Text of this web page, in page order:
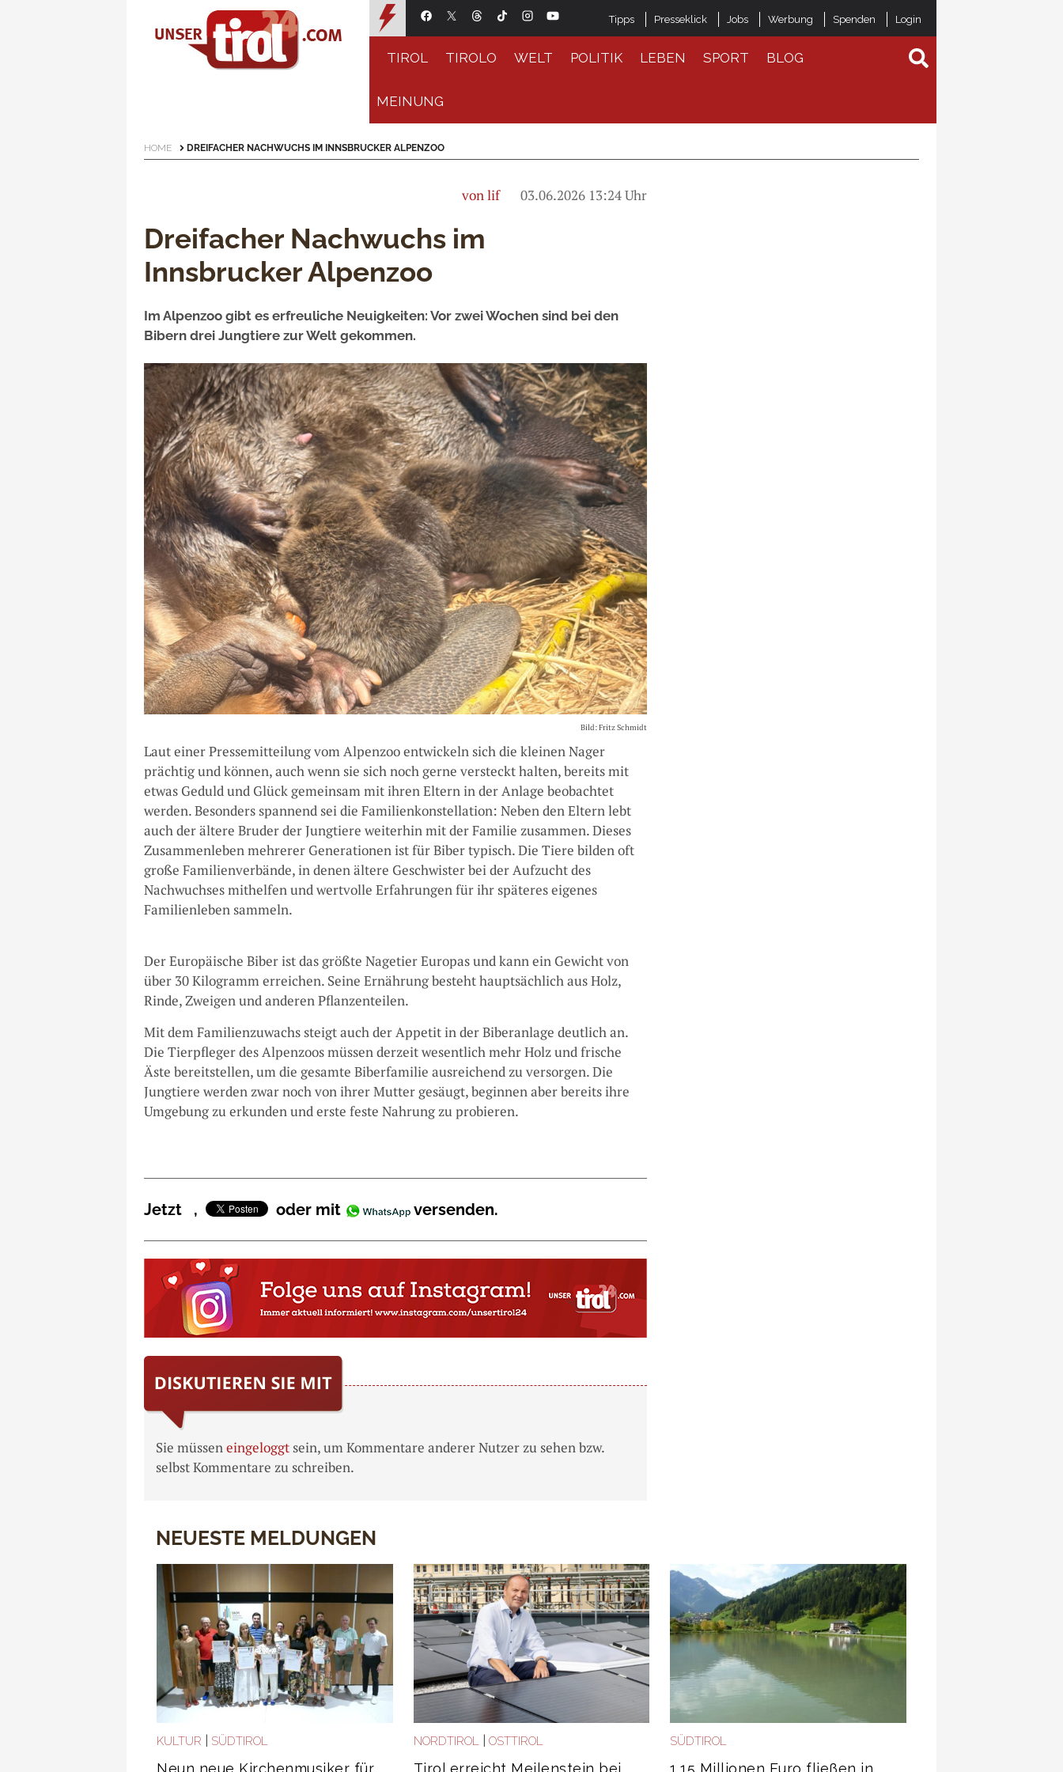
Tipps Presseklick Jobs Werbung Spenden Login
TIROL TIROLO WELT POLITIK LEBEN SPORT BLOG
MEINUNG
HOME DREIFACHER NACHWUCHS IM INNSBRUCKER ALPENZOO
von lif 03.06.2026 13:24 Uhr
Dreifacher Nachwuchs im
Innsbrucker Alpenzoo
Im Alpenzoo gibt es erfreuliche Neuigkeiten: Vor zwei Wochen sind bei den
Bibern drei Jungtiere zur Welt gekommen.
Bild: Fritz Schmidt
Laut einer Pressemitteilung vom Alpenzoo entwickeln sich die kleinen Nager
prächtig und können, auch wenn sie sich noch gerne versteckt halten, bereits mit
etwas Geduld und Glück gemeinsam mit ihren Eltern in der Anlage beobachtet
werden. Besonders spannend sei die Familienkonstellation: Neben den Eltern lebt
auch der ältere Bruder der Jungtiere weiterhin mit der Familie zusammen. Dieses
Zusammenleben mehrerer Generationen ist für Biber typisch. Die Tiere bilden oft
große Familienverbände, in denen ältere Geschwister bei der Aufzucht des
Nachwuchses mithelfen und wertvolle Erfahrungen für ihr späteres eigenes
Familienleben sammeln.
Der Europäische Biber ist das größte Nagetier Europas und kann ein Gewicht von
über 30 Kilogramm erreichen. Seine Ernährung besteht hauptsächlich aus Holz,
Rinde, Zweigen und anderen Pflanzenteilen.
Mit dem Familienzuwachs steigt auch der Appetit in der Biberanlage deutlich an.
Die Tierpfleger des Alpenzoos müssen derzeit wesentlich mehr Holz und frische
Äste bereitstellen, um die gesamte Biberfamilie ausreichend zu versorgen. Die
Jungtiere werden zwar noch von ihrer Mutter gesäugt, beginnen aber bereits ihre
Umgebung zu erkunden und erste feste Nahrung zu probieren.
Jetzt , oder mit versenden.
Sie müsseneingeloggt sein, um Kommentare anderer Nutzer zu sehen bzw.
selbst Kommentare zu schreiben.
NEUESTE MELDUNGEN
KULTUR SÜDTIROL NORDTIROL| OSTTIROL SÜDTIROL